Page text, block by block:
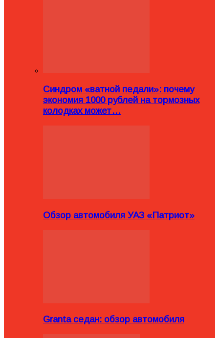
Синдром «ватной педали»: почему
экономия 1000 рублей на тормозных
колодках может…
Обзор автомобиля УАЗ «Патриот»
Granta седан: обзор автомобиля